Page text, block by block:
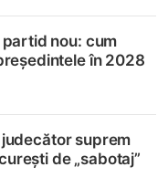
nou: cum
în 2028
judecător suprem
de „sabotaj”